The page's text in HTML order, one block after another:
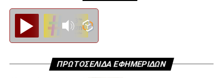
ΠΡΩΤΟΣΕΛΙΔΑ ΕΦΗΜΕΡΙΔΩΝ